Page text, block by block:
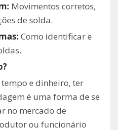
Movimentos corretos,
de solda.
Como identificar e
e dinheiro, ter
é uma forma de se
no mercado de
ou funcionário